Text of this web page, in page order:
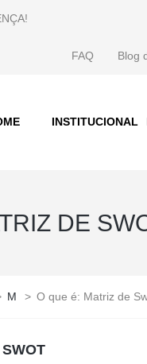
FAQ Blog
INSTITUCIONAL
DE
M > O que é: Matriz de